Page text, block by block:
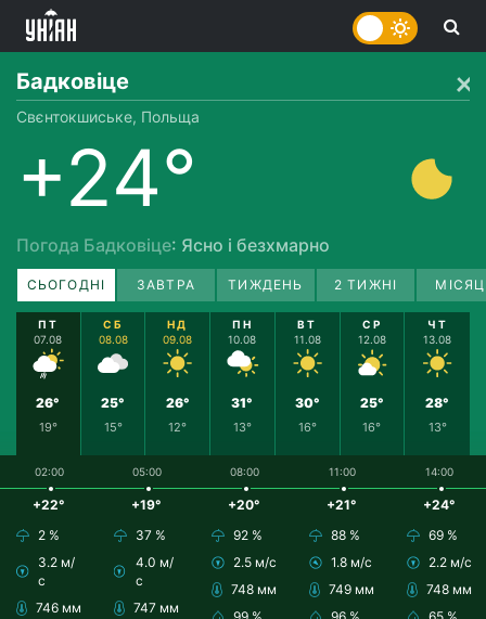
Бадковіце
Свєнтокшиське, Польща
+24°
Погода Бадковіце: Ясно і безхмарно
СЬОГОДНІ ЗАВТРА ТИЖДЕНЬ 2 ТИЖНІ
ПТ
07.08
26°
19°
СБ
08.08
25°
15°
НД
09.08
26°
12°
ПН
10.08
31°
13°
ВТ
11.08
30°
16°
СР
12.08
25°
16°
ЧТ
13.08
28°
13°
02:00
+22°
2 %
3.2 м/
с
746 мм
05:00
+19°
37 %
4.0 м/
с
747 мм
08:00
+20°
92 %
2.5 м/с
748 мм
11:00
+21°
88 %
1.8 м/с
749 мм
14:00
+24°
69 %
2.2 м/с
748 мм